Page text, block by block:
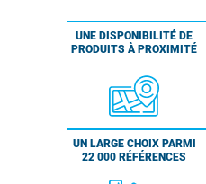
UNE DISPONIBILITÉ DE
PRODUITS À PROXIMITÉ
UN LARGE CHOIX PARMI
22 000 RÉFÉRENCES